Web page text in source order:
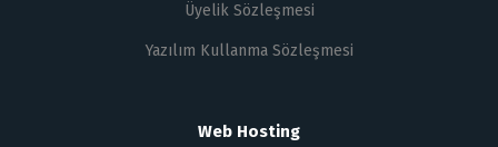
Üyelik Sözleşmesi
Yazılım Kullanma Sözleşmesi
Web Hosting